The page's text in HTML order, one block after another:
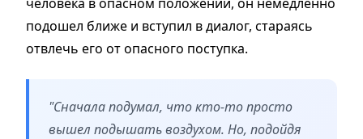
подошел ближе и вступил в диалог, стараясь
отвлечь его от опасного поступка.
"Сначала подумал, что кто-то просто
вышел подышать воздухом. Но, подойдя